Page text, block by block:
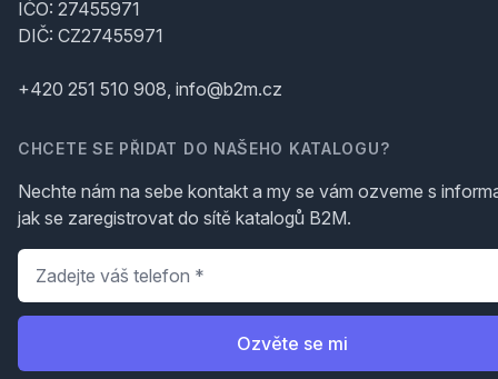
IČO: 27455971
DIČ: CZ27455971
+420 251 510 908, info@b2m.cz
CHCETE SE PŘIDAT DO NAŠEHO KATALOGU?
Nechte nám na sebe kontakt a my se vám ozveme s
jak se zaregistrovat do sítě katalogů B2M.
Telefon
Ozvěte se mi